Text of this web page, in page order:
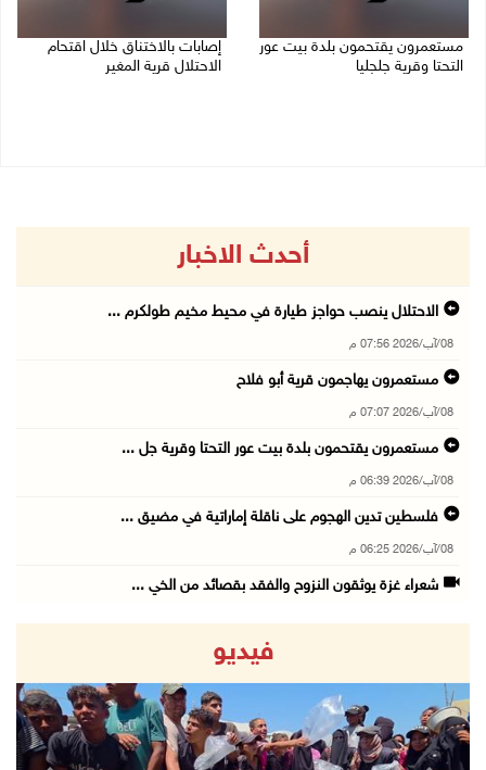
مستعمرون يقتحمون بلدة بيت عور
التحتا وقرية جلجليا
إصابات بالاختناق خلال اقتحام
الاحتلال قرية المغير
أحدث الاخبار
الاحتلال ينصب حواجز طيارة في محيط مخيم طولكرم ...
08/آب/2026 07:56 م
مستعمرون يهاجمون قرية أبو فلاح
08/آب/2026 07:07 م
مستعمرون يقتحمون بلدة بيت عور التحتا وقرية جل ...
08/آب/2026 06:39 م
فلسطين تدين الهجوم على ناقلة إماراتية في مضيق ...
08/آب/2026 06:25 م
شعراء غزة يوثقون النزوح والفقد بقصائد من الخي ...
الجامعة العربية الأمريكية تختتم فعاليات تخريج ...
08/آب/2026 06:20 م
إصابات بالاختناق خلال اقتحام الاحتلال قرية ال ...
08/آب/2026 05:52 م
فيديو